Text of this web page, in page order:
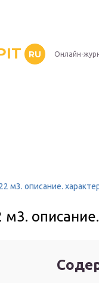
RU Онлайн-
м3. описание.